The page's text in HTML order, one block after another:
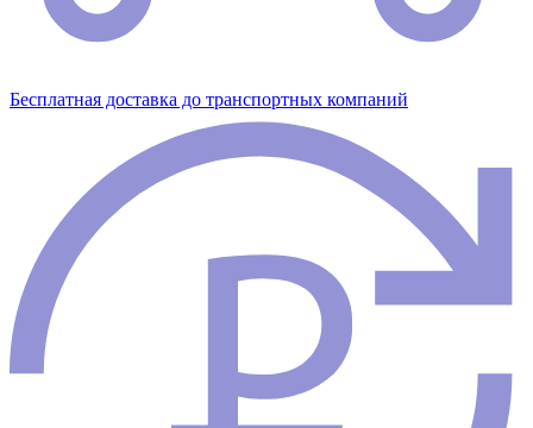
Бесплатная доставка до транспортных компаний